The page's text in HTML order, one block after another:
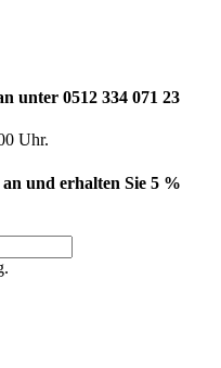
unter 0512 334 071 23
Uhr.
und erhalten Sie 5 %